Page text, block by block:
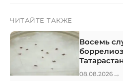
ЧИТАЙТЕ ТАКЖЕ
Восемь
08.08.2026 →